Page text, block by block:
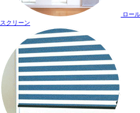
ロール
スクリーン